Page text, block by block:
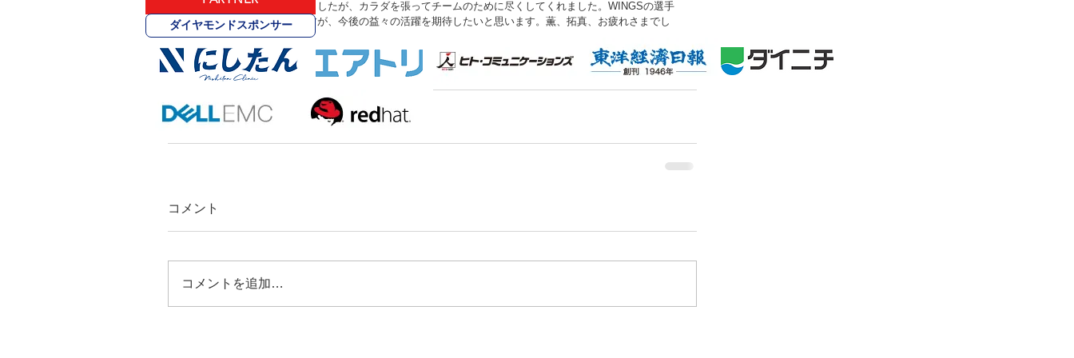
二人とも短い期間ではありましたが、カラダを張ってチームのために尽くしてくれました。WINGSの選手
としては一区切りとなりますが、今後の益々の活躍を期待したいと思います。薫、拓真、お疲れさまでし
た！
WINGS GM　熊谷 一将
コメント
コメントを追加…
ダイヤモンドスポンサー